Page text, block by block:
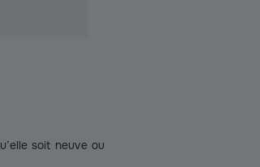
soit neuve ou